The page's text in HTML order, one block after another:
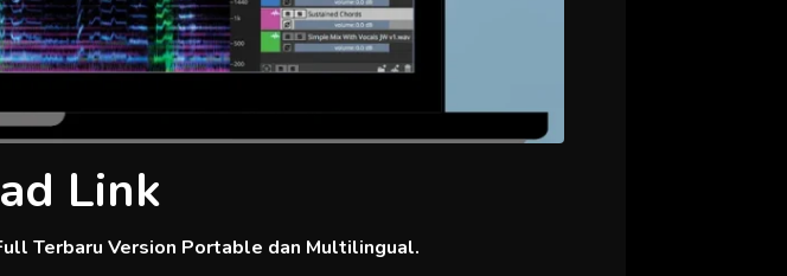
Link
Terbaru Version Portable dan Multilingual.